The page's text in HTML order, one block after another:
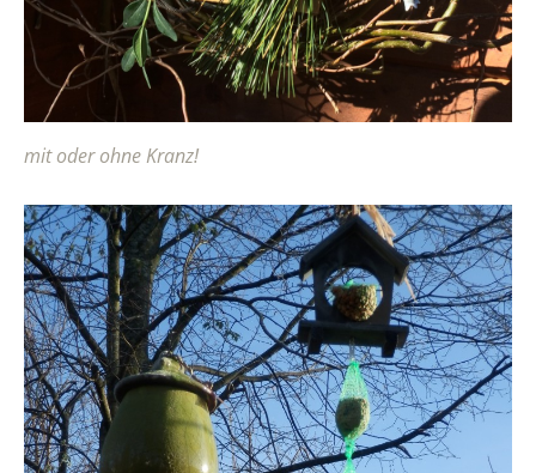
mit oder ohne Kranz!